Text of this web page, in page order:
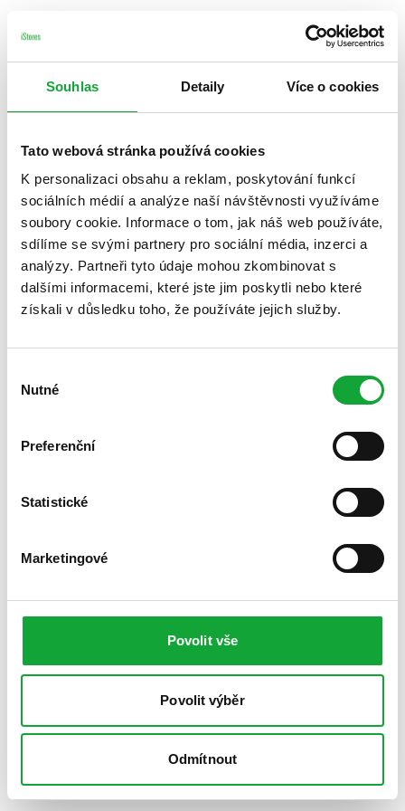
Souhlas Detaily Více o cookies
Tato webová stránka používá cookies
K personalizaci obsahu a reklam, poskytování funkcí
sociálních médií a analýze naší návštěvnosti využíváme
soubory cookie. Informace o tom, jak náš web používáte,
sdílíme se svými partnery pro sociální média, inzerci a
analýzy. Partneři tyto údaje mohou zkombinovat s
dalšími informacemi, které jste jim poskytli nebo které
získali v důsledku toho, že používáte jejich služby.
souhlasu
Nutné
Preferenční
Statistické
Marketingové
Povolit vše
Povolit výběr
Odmítnout